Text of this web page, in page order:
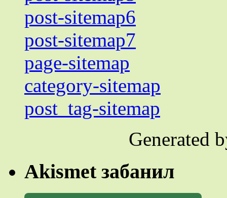
post-sitemap6
post-sitemap7
page-sitemap
category-sitemap
post_tag-sitemap
Generated
Akismet забанил